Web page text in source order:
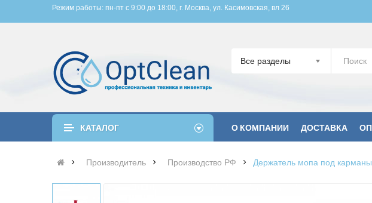
Режим работы: пн-пт с 9:00 до 18:00, г. Москва, ул. Касимовская, вл 26
Все разделы
КАТАЛОГ О КОМПАНИИ ДОСТАВКА
Производитель Производство РФ Держатель мопа под